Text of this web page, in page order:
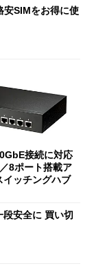
安SIMをお得に使
接続に対応
8ポート搭載ア
イッチングハブ
段安全に 買い切